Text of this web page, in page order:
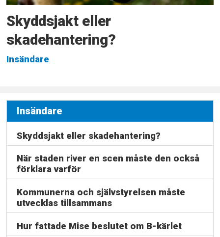
Skyddsjakt eller
skadehantering?
Insändare
Insändare
Skyddsjakt eller skadehantering?
När staden river en scen måste den också
förklara varför
Kommunerna och självstyrelsen måste
utvecklas tillsammans
Hur fattade Mise beslutet om B-kärlet